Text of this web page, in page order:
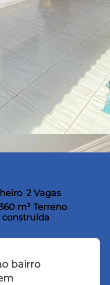
2 Vagas
m² Terreno
construída
bairro